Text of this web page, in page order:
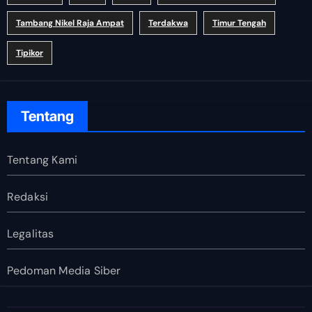
Tambang Nikel Raja Ampat Terdakwa Timur Tengah
Tipikor
Tentang
Tentang Kami
Redaksi
Legalitas
Pedoman Media Siber